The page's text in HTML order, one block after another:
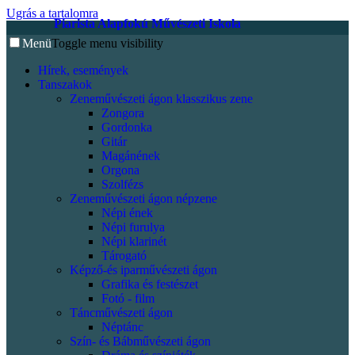
Ugrás a tartalomra
Piarista Alapfokú Művészeti Iskola
MenüToggle menu visibility
Hírek, események
Tanszakok
Zeneművészeti ágon klasszikus zene
Zongora
Gordonka
Gitár
Magánének
Orgona
Szolfézs
Zeneművészeti ágon népzene
Népi ének
Népi furulya
Népi klarinét
Tárogató
Képző-és iparművészeti ágon
Grafika és festészet
Fotó - film
Táncművészeti ágon
Néptánc
Szín- és Bábművészeti ágon